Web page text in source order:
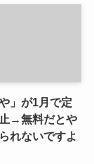
」が1月で定
→無料だとや
れないですよ